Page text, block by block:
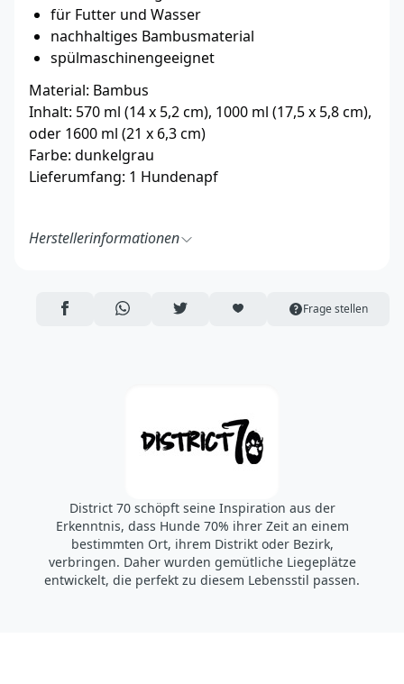
für Futter und Wasser
nachhaltiges Bambusmaterial
spülmaschinengeeignet
Material: Bambus
Inhalt: 570 ml (14 x 5,2 cm), 1000 ml (17,5 x 5,8 cm),
oder 1600 ml (21 x 6,3 cm)
Farbe: dunkelgrau
Lieferumfang: 1 Hundenapf
Herstellerinformationen
3044 BC Rotterdam, Niederlande
https://www.district70.eu/en/
AUF FACEBOOK TEILEN
ÜBER WHATSAPP TEILEN
AUF TWITTER TEILENARTIKEL AUF DIE MERKLISTE
Frage stellen
District 70 schöpft seine Inspiration aus der
Erkenntnis, dass Hunde 70% ihrer Zeit an einem
bestimmten Ort, ihrem Distrikt oder Bezirk,
verbringen. Daher wurden gemütliche Liegeplätze
entwickelt, die perfekt zu diesem Lebensstil passen.